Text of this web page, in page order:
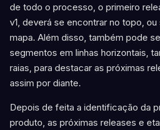
de todo o processo, o primeiro
v1, deverá se encontrar no topo, ou
mapa. Além disso, também pode
segmentos em linhas horizontais,
raias, para destacar as próximas
assim por diante.
Depois de feita a identificação da
produto, as próximas releases e